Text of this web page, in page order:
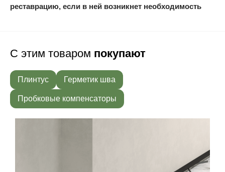
реставрацию, если в ней возникнет необходимость
С этим товаром покупают
Плинтус Герметик шва
Пробковые компенсаторы